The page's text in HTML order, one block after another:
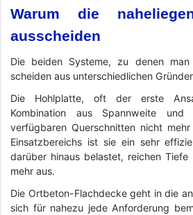
Warum die
ausscheiden
Die beiden Systeme, zu denen
scheiden aus unterschiedlichen
Die Hohlplatte, oft der erste
Kombination aus Spannweite
verfügbaren Querschnitten nicht
Einsatzbereichs ist sie ein sehr
darüber hinaus belastet, reichen
mehr aus.
Die Ortbeton-Flachdecke geht in die
sich für nahezu jede Anforderung